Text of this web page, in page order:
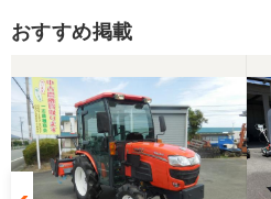
おすすめ掲載